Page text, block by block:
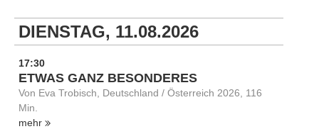
DIENSTAG, 11.08.2026
17:30
ETWAS GANZ BESONDERES
Von Eva Trobisch, Deutschland / Österreich 2026, 116
Min.
mehr